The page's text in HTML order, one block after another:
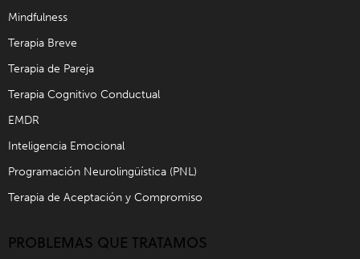
Mindfulness
Terapia Breve
Terapia de Pareja
Terapia Cognitivo Conductual
EMDR
Inteligencia Emocional
Programación Neurolingüística (PNL)
Terapia de Aceptación y Compromiso
PROBLEMAS QUE TRATAMOS